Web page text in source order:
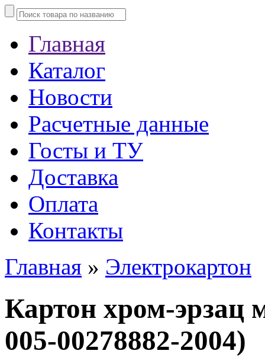
Главная
Каталог
Новости
Расчетные данные
Госты и ТУ
Доставка
Оплата
Контакты
Главная » Электрокартон
Картон хром-
005-00278882-2004)